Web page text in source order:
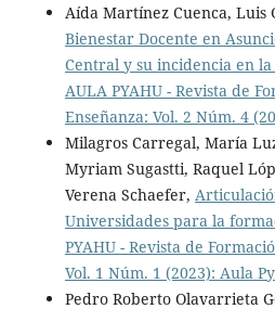
Aída Martínez Cuenca, Luis
Bienestar Docente en
Central y su incidencia en
AULA PYAHU - Revista de
Enseñanza: Vol. 2 Núm. 4
Milagros Carregal, María
Myriam Sugastti, Raquel
Verena Schaefer,
Universidades para la
PYAHU - Revista de
Vol. 1 Núm. 1 (2023): Aula
Pedro Roberto Olavarrieta